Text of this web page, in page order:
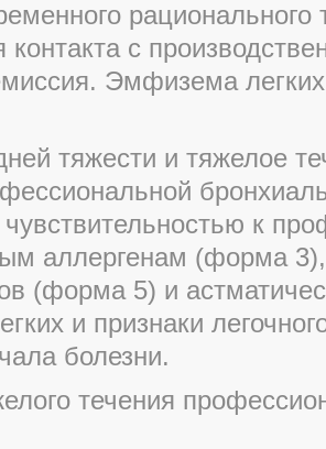
рационального
контакта с
Эмфизема
тяжести и тяжелое
к
аллергенам (форма
(форма 5) и
и признаки
болезни.
течения